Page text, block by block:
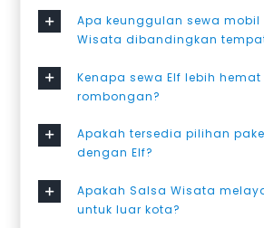
Apa keunggulan sewa mobil
Wisata dibandingkan
Kenapa sewa Elf lebih hemat
rombongan?
Apakah tersedia pilihan
dengan Elf?
Apakah Salsa Wisata
untuk luar kota?